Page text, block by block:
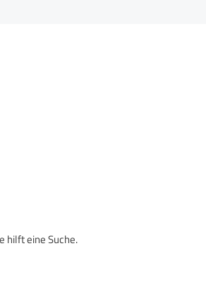
hilft eine Suche.